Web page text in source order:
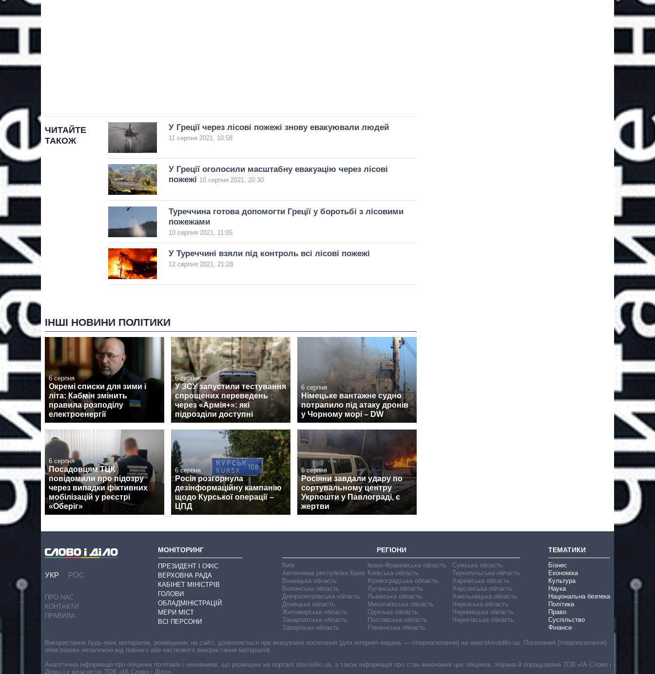
ЧИТАЙТЕ
ТАКОЖ
У Греції через лісові пожежі знову евакуювали людей
11 серпня 2021, 10:58
У Греції оголосили масштабну евакуацію через лісові
пожежі 10 серпня 2021, 20:30
Туреччина готова допомогти Греції у боротьбі з лісовими
пожежами
10 серпня 2021, 11:05
У Туреччині взяли під контроль всі лісові пожежі
12 серпня 2021, 21:28
ІНШІ НОВИНИ ПОЛІТИКИ
6 серпня
Окремі списки для зими і
літа: Кабмін змінить
правила розподілу
електроенергії
6 серпня
У ЗСУ запустили тестування
спрощених переведень
через «Армія+»: які
підрозділи доступні
6 серпня
Німецьке вантажне судно
потрапило під атаку дронів
у Чорному морі – DW
6 серпня
Посадовцям ТЦК
повідомили про підозру
через випадки фіктивних
мобілізацій у реєстрі
«Оберіг»
6 серпня
Росія розгорнула
дезінформаційну кампанію
щодо Курської операції –
ЦПД
6 серпня
Росіяни завдали удару по
сортувальному центру
Укрпошти у Павлограді, є
жертви
УКР РОС
ПРО НАС
КОНТАКТИ
ПРАВИЛА
МОНІТОРИНГ
ПРЕЗИДЕНТ І ОФІС
ВЕРХОВНА РАДА
КАБІНЕТ МІНІСТРІВ
ГОЛОВИ
ОБЛАДМІНІСТРАЦІЙ
МЕРИ МІСТ
ВСІ ПЕРСОНИ
РЕГІОНИ
Київ
Автономна республіка Крим
Вінницька область
Волинська область
Дніпропетровська область
Донецька область
Житомирська область
Закарпатська область
Запорізька область
Івано-Франківська область
Київська область
Кіровоградська область
Луганська область
Львівська область
Миколаївська область
Одеська область
Полтавська область
Рівненська область
Сумська область
Тернопільська область
Харківська область
Херсонська область
Хмельницька область
Черкаська область
Чернівецька область
Чернігівська область
ТЕМАТИКИ
Бізнес
Економіка
Культура
Наука
Національна безпека
Політика
Право
Суспільство
Фінанси
Використання будь-яких матеріалів, розміщених на сайті, дозволяється при вказуванні посилання (для інтернет-видань — гіперпосилання) на www.slovoidilo.ua. Посилання (гіперпосилання)
обов’язкове незалежно від повного або часткового використання матеріалів.
Аналітична інформація про обіцянки політиків і чиновників, що розміщені на порталі slovoidilo.ua, а також інформація про стан виконання цих обіцянок, зібрана й опрацьована ТОВ «ІА Слово і
Діло» і є власністю ТОВ «ІА Слово і Діло».